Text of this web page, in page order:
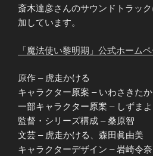
斎木達彦さんのサウンドトラッ
加しています。
「魔法使い黎明期」公式ホーム
原作 – 虎走かける
キャラクター原案 – いわさきたか
一部キャラクター原案 – しずま
監督・シリーズ構成 – 桑原智
文芸 – 虎走かける、森田眞由美
キャラクターデザイン – 岩崎令奈